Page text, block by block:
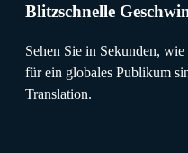
Blitzschnelle
Sehen Sie in Sekunden,
für ein globales Publikum
Translation.